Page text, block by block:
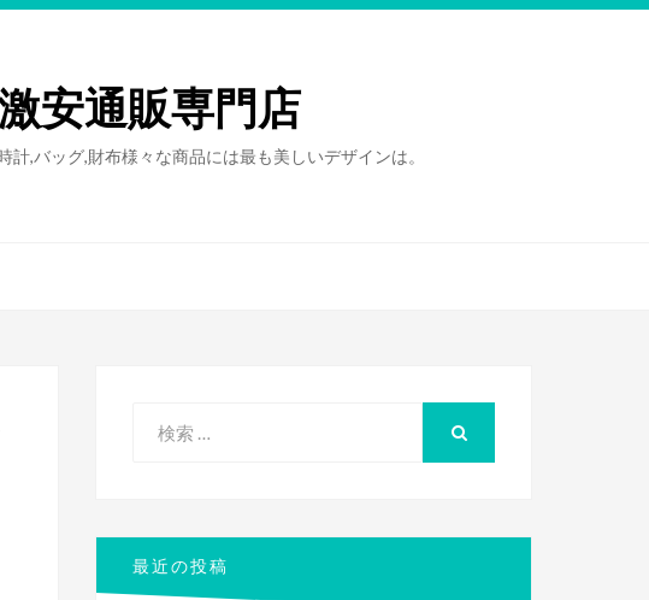
安通販専門店
,バッグ,財布様々な商品には最も美しいデザインは。
最近の投稿